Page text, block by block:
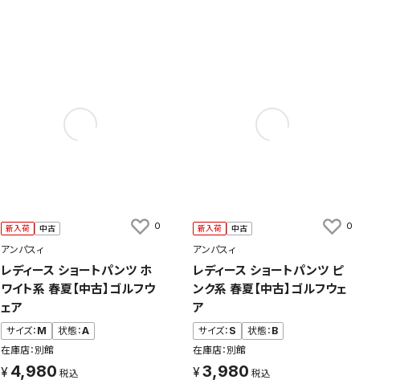
新入荷 中古
アンパスィ
レディース ショートパンツ ホ
ワイト系 春夏【中古】ゴルフウ
ェア
サイズ： M 状態：A
在庫店：別館
4,980
0 新入荷 中古
アンパスィ
レディース ショートパンツ ピ
ンク系 春夏【中古】ゴルフウェ
ア
サイズ： S 状態： B
在庫店：別館
3,980
0